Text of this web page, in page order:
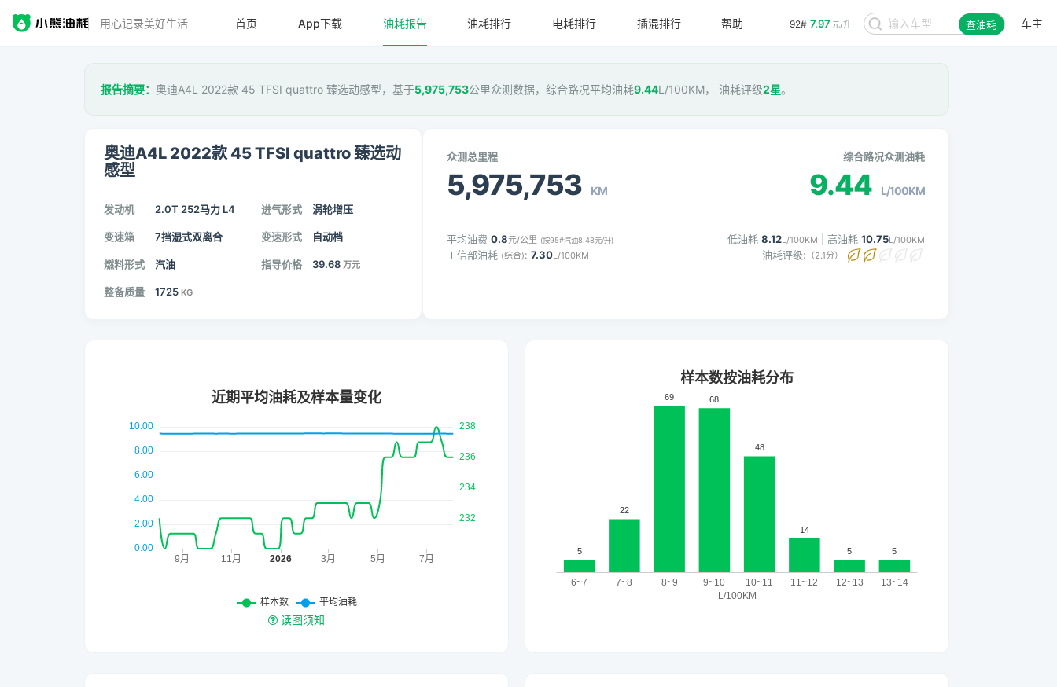
用心记录美好生活 92# 7.97 元/升 查油耗 车主
首页 App下载 油耗报告 油耗排行 电耗排行 插混排行 帮助
报告摘要： 奥迪A4L 2022款 45 TFSI quattro 臻选动感型，基于5,975,753公里众测数据，综合路况平均油耗9.44L/100KM， 油耗评级2星。
奥迪A4L 2022款 45 TFSI quattro 臻选动
感型
发动机 2.0T 252马力 L4 进气形式 涡轮增压
变速箱 7挡湿式双离合 变速形式 自动档
燃料形式 汽油 指导价格 39.68 万元
整备质量 1725 KG
众测总里程
5,975,753 KM
综合路况众测油耗
9.44 L/100KM
平均油费 0.8元/公里 (按95#汽油8.48元/升)
工信部油耗 (综合): 7.30L/100KM
低油耗 8.12L/100KM | 高油耗 10.75L/100KM
油耗评级: （2.1分）
读图须知